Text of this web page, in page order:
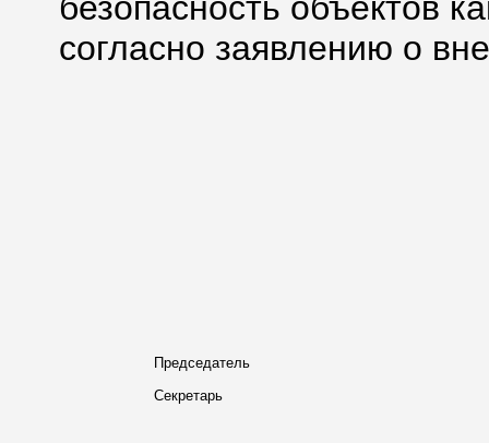
согласно заявлению о
Председатель
Секретарь